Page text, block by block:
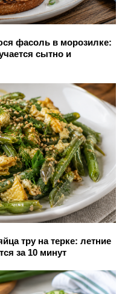
фасоль в морозилке:
сытно и
тру на терке: летние
за 10 минут